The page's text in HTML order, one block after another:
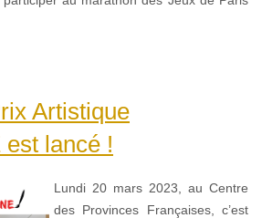
Artistique
est lancé !
Lundi 20 mars 2023, au Centre
des Provinces Françaises, c’est